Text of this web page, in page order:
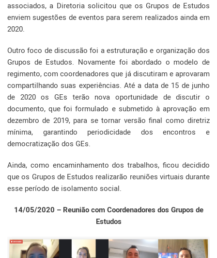
associados, a Diretoria solicitou que os Grupos de Estudos
enviem sugestões de eventos para serem realizados ainda em
2020.
Outro foco de discussão foi a estruturação e organização dos
Grupos de Estudos. Novamente foi abordado o modelo de
regimento, com coordenadores que já discutiram e aprovaram
compartilhando suas experiências. Até a data de 15 de junho
de 2020 os GEs terão nova oportunidade de discutir o
documento, que foi formulado e submetido à aprovação em
dezembro de 2019, para se tornar versão final como diretriz
mínima, garantindo periodicidade dos encontros e
democratização dos GEs.
Ainda, como encaminhamento dos trabalhos, ficou decidido
que os Grupos de Estudos realizarão reuniões virtuais durante
esse período de isolamento social.
14/05/2020 – Reunião com Coordenadores dos Grupos de
Estudos